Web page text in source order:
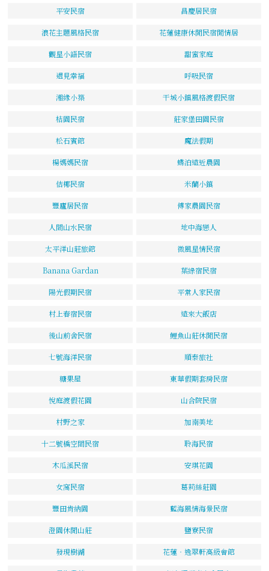
平安民宿 昌慶居民宿
浪花主題風格民宿 花蓮健康休閒民宿閒情居
觀星小語民宿 甜蜜家庭
遇見幸福 呼吸民宿
湘緣小築 干城小鎮風格渡假民宿
桔園民宿 莊家堡田園民宿
松石賓館 魔法假期
楊媽媽民宿 蝶泊遠近農園
佶椰民宿 米蘭小鎮
豐廬居民宿 傅家農園民宿
人間山水民宿 地中海戀人
太平洋山莊旅館 微風星情民宿
Banana Gardan 葉綠宿民宿
陽光假期民宿 平常人家民宿
村上春宿民宿 遠來大飯店
後山前舍民宿 鯉魚山莊休閒民宿
七號海洋民宿 順泰旅社
糖果屋 東華假期套房民宿
悅庭渡假花園 山合院民宿
村野之家 加南美地
十二號橋空間民宿 聆海民宿
木瓜溪民宿 安琪花園
女窩民宿 葛莉絲莊園
豐田肯納園 藍海風情海景民宿
澄園休閒山莊 鹽寮民宿
發現樹湖 花蓮‧逸翠軒高級會館